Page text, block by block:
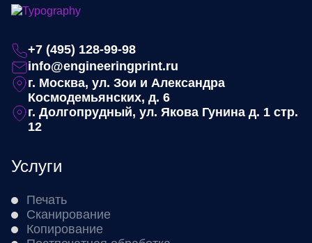
+7 (495) 128-99-98
info@engineeringprint.ru
г. Москва, ул. Зои и Александра
Космодемьянских, д. 6
г. Долгопрудный, ул. Якова Гунина д. 1 стр.
12
Услуги
Печать
Сканирование
Копирование